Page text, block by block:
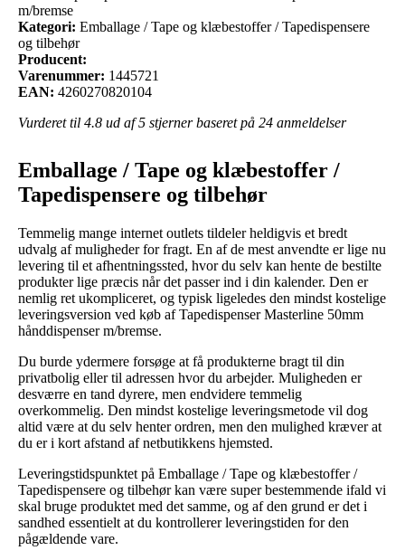
m/bremse
Kategori: Emballage / Tape og klæbestoffer / Tapedispensere
og tilbehør
Producent:
Varenummer: 1445721
EAN: 4260270820104
Vurderet til 4.8 ud af 5 stjerner baseret på 24 anmeldelser
Emballage / Tape og klæbestoffer /
Tapedispensere og tilbehør
Temmelig mange internet outlets tildeler heldigvis et bredt
udvalg af muligheder for fragt. En af de mest anvendte er lige nu
levering til et afhentningssted, hvor du selv kan hente de bestilte
produkter lige præcis når det passer ind i din kalender. Den er
nemlig ret ukompliceret, og typisk ligeledes den mindst kostelige
leveringsversion ved køb af Tapedispenser Masterline 50mm
hånddispenser m/bremse.
Du burde ydermere forsøge at få produkterne bragt til din
privatbolig eller til adressen hvor du arbejder. Muligheden er
desværre en tand dyrere, men endvidere temmelig
overkommelig. Den mindst kostelige leveringsmetode vil dog
altid være at du selv henter ordren, men den mulighed kræver at
du er i kort afstand af netbutikkens hjemsted.
Leveringstidspunktet på Emballage / Tape og klæbestoffer /
Tapedispensere og tilbehør kan være super bestemmende ifald vi
skal bruge produktet med det samme, og af den grund er det i
sandhed essentielt at du kontrollerer leveringstiden for den
pågældende vare.